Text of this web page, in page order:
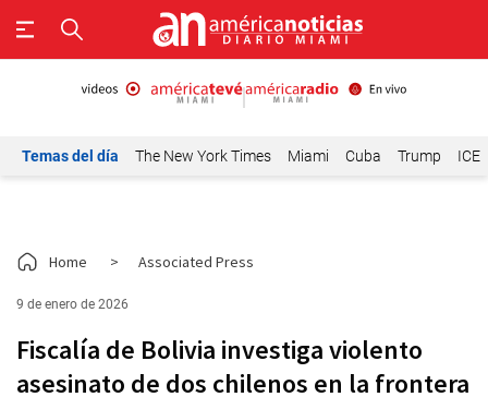
Temas del día The New York Times Miami Cuba Trump ICE
Home > Associated Press
9 de enero de 2026
Fiscalía de Bolivia investiga violento
asesinato de dos chilenos en la frontera